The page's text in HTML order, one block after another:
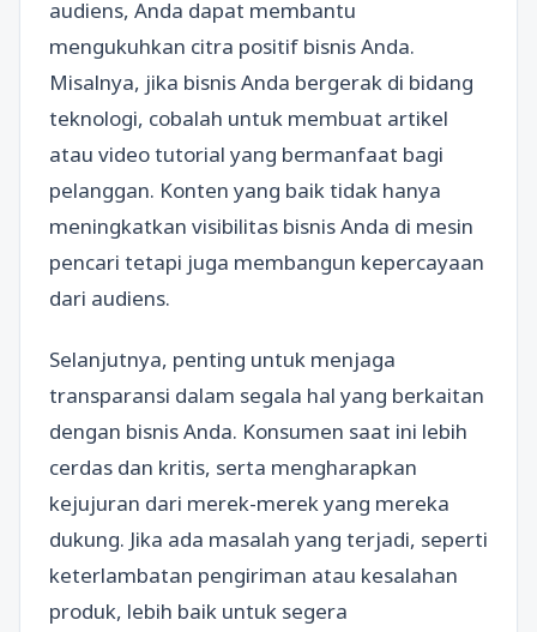
audiens, Anda dapat membantu
mengukuhkan citra positif bisnis Anda.
Misalnya, jika bisnis Anda bergerak di bidang
teknologi, cobalah untuk membuat artikel
atau video tutorial yang bermanfaat bagi
pelanggan. Konten yang baik tidak hanya
meningkatkan visibilitas bisnis Anda di mesin
pencari tetapi juga membangun kepercayaan
dari audiens.
Selanjutnya, penting untuk menjaga
transparansi dalam segala hal yang berkaitan
dengan bisnis Anda. Konsumen saat ini lebih
cerdas dan kritis, serta mengharapkan
kejujuran dari merek-merek yang mereka
dukung. Jika ada masalah yang terjadi, seperti
keterlambatan pengiriman atau kesalahan
produk, lebih baik untuk segera